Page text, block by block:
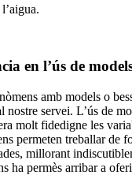
en l’ús de
amb models o
nostre servei. L’ús de
molt fidedigne les
permeten treballar de
millorant
ha permès arribar a